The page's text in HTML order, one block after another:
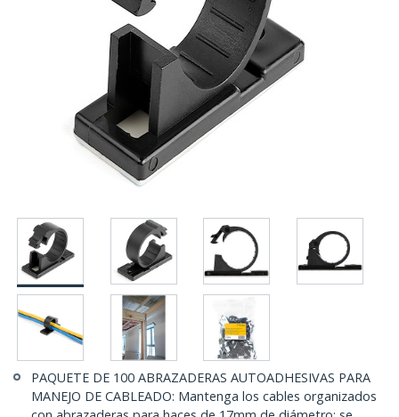
PAQUETE DE 100 ABRAZADERAS AUTOADHESIVAS PARA
MANEJO DE CABLEADO: Mantenga los cables organizados